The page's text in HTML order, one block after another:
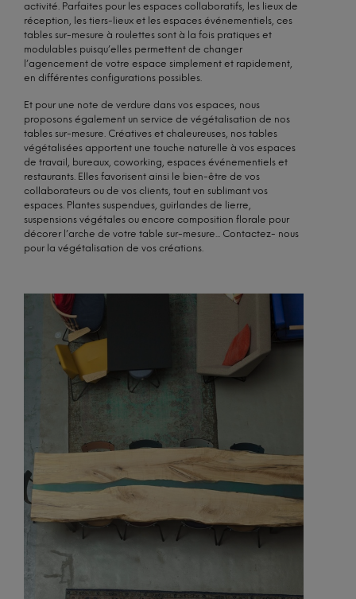
activité. Parfaites pour les espaces collaboratifs, les lieux de
réception, les tiers-lieux et les espaces événementiels, ces
tables sur-mesure à roulettes sont à la fois pratiques et
modulables puisqu’elles permettent de changer
l’agencement de votre espace simplement et rapidement,
en différentes configurations possibles.
Et pour une note de verdure dans vos espaces, nous
proposons également un service de végétalisation de nos
tables sur-mesure. Créatives et chaleureuses, nos tables
végétalisées apportent une touche naturelle à vos espaces
de travail, bureaux, coworking, espaces événementiels et
restaurants. Elles favorisent ainsi le bien-être de vos
collaborateurs ou de vos clients, tout en sublimant vos
espaces. Plantes suspendues, guirlandes de lierre,
suspensions végétales ou encore composition florale pour
décorer l’arche de votre table sur-mesure... Contactez- nous
pour la végétalisation de vos créations.